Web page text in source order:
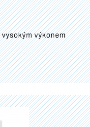
výkonem